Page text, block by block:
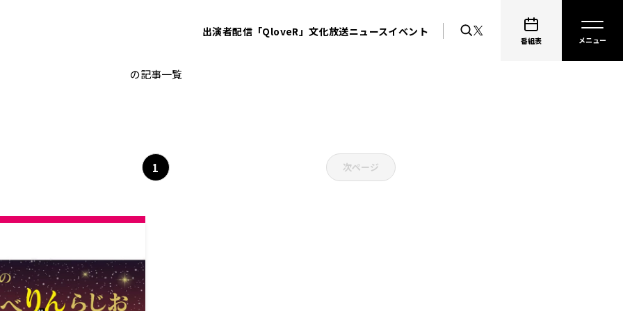
出演者配信「QloveR」文化放送ニュースイベント
番組表
の記事一覧
1 次ページ